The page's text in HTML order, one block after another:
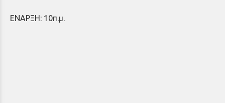
ΕΝΑΡΞΗ: 10π.μ.